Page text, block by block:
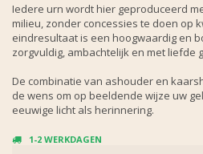
Iedere urn wordt hier geproduceerd
milieu, zonder concessies te doen op
eindresultaat is een hoogwaardig en
zorgvuldig, ambachtelijk en met liefde
De combinatie van ashouder en
de wens om op beeldende wijze uw
eeuwige licht als herinnering.
1-2 WERKDAGEN